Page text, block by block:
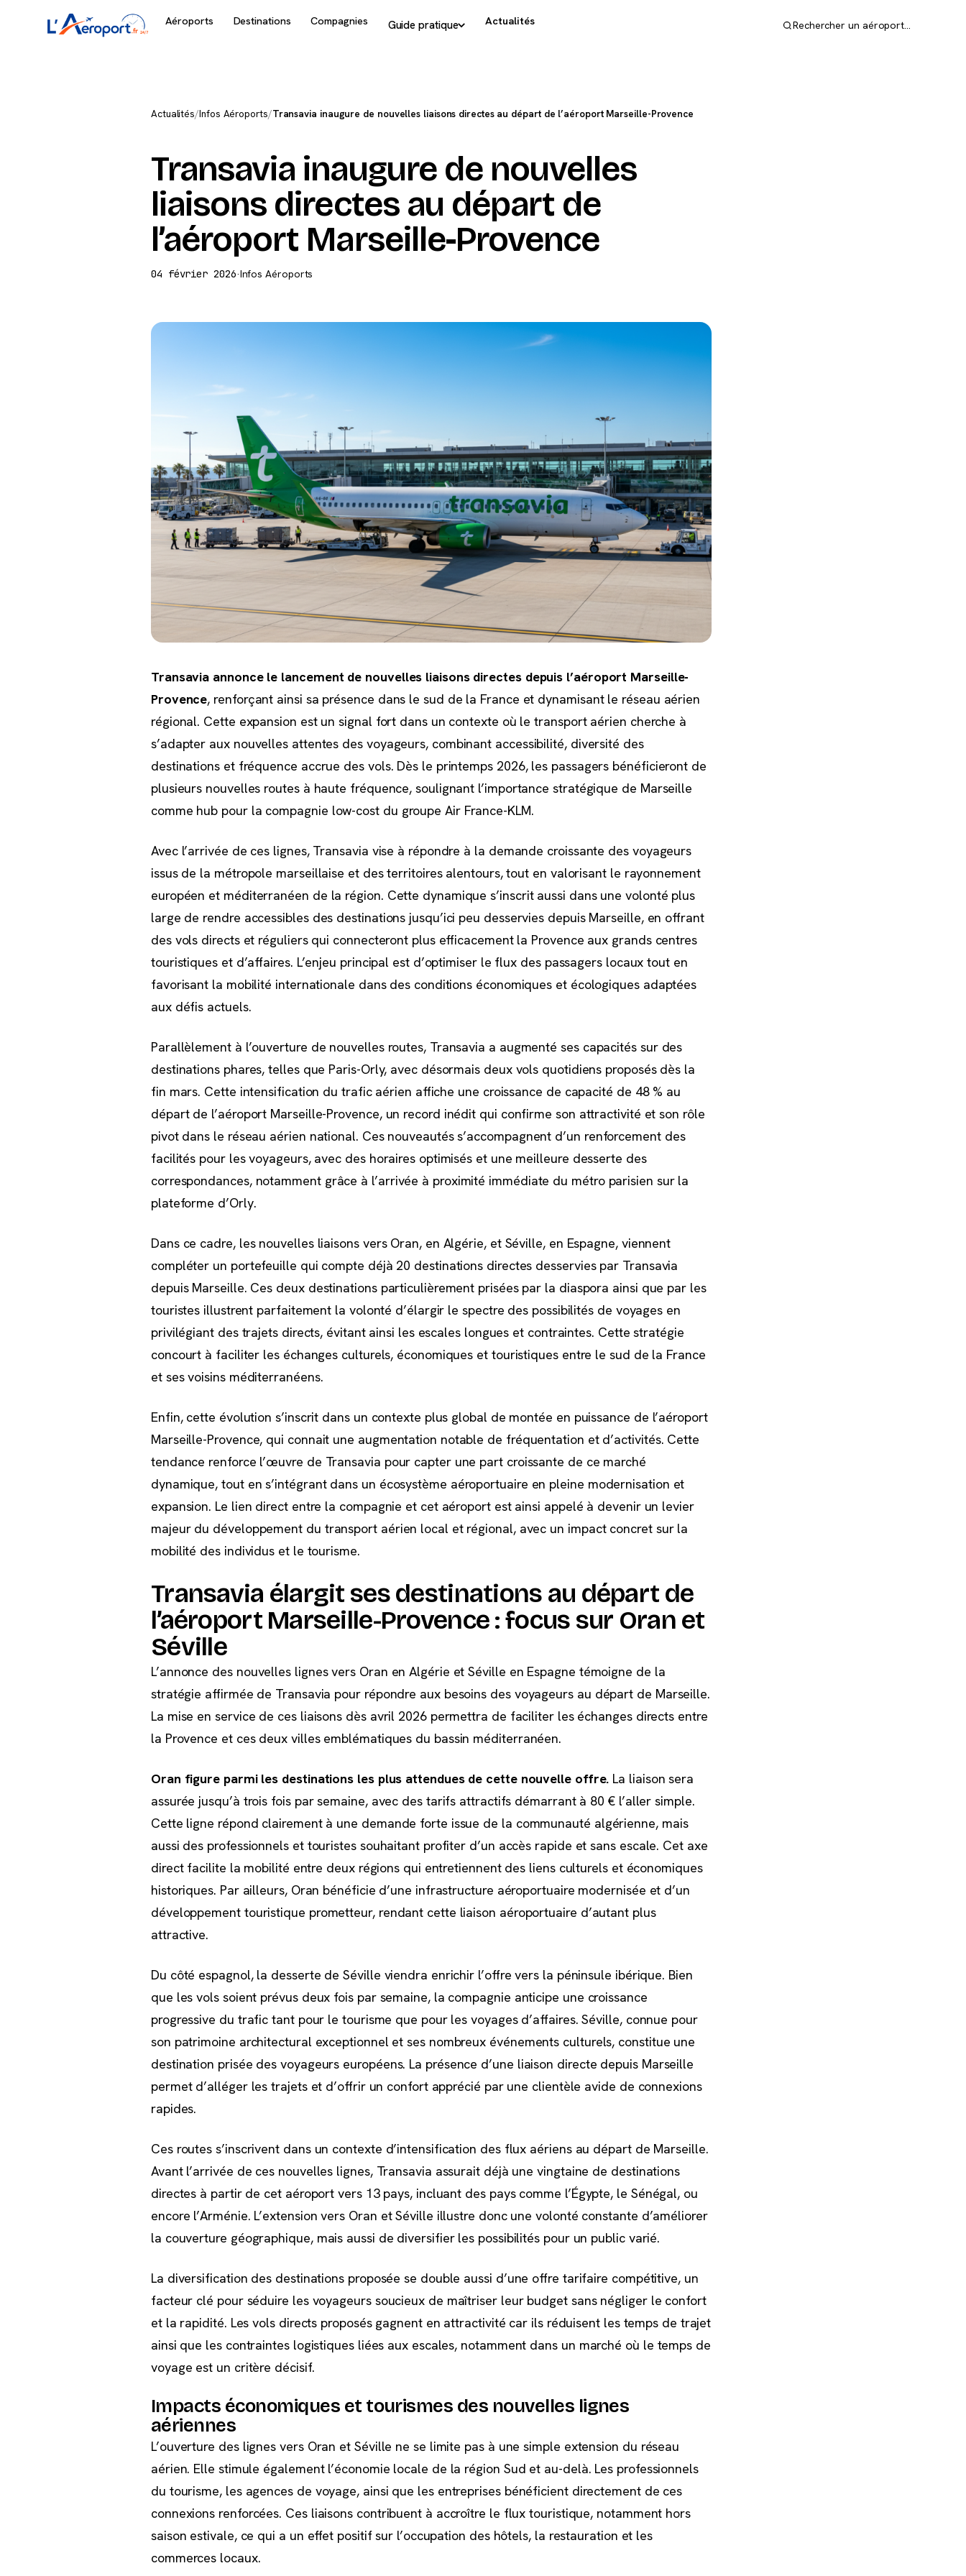
Aéroports Destinations Compagnies Guide pratique Actualités Rechercher un aéroport…
Actualités/Infos Aéroports/Transavia inaugure de nouvelles liaisons directes au départ de l’aéroport Marseille-Provence
Transavia inaugure de nouvelles
liaisons directes au départ de
l’aéroport Marseille-Provence
04 février 2026·Infos Aéroports
Transavia annonce le lancement de nouvelles liaisons directes depuis l’aéroport Marseille-
Provence, renforçant ainsi sa présence dans le sud de la France et dynamisant le réseau aérien
régional. Cette expansion est un signal fort dans un contexte où le transport aérien cherche à
s’adapter aux nouvelles attentes des voyageurs, combinant accessibilité, diversité des
destinations et fréquence accrue des vols. Dès le printemps 2026, les passagers bénéficieront de
plusieurs nouvelles routes à haute fréquence, soulignant l’importance stratégique de Marseille
comme hub pour la compagnie low-cost du groupe Air France-KLM.
Avec l’arrivée de ces lignes, Transavia vise à répondre à la demande croissante des voyageurs
issus de la métropole marseillaise et des territoires alentours, tout en valorisant le rayonnement
européen et méditerranéen de la région. Cette dynamique s’inscrit aussi dans une volonté plus
large de rendre accessibles des destinations jusqu’ici peu desservies depuis Marseille, en offrant
des vols directs et réguliers qui connecteront plus efficacement la Provence aux grands centres
touristiques et d’affaires. L’enjeu principal est d’optimiser le flux des passagers locaux tout en
favorisant la mobilité internationale dans des conditions économiques et écologiques adaptées
aux défis actuels.
Parallèlement à l’ouverture de nouvelles routes, Transavia a augmenté ses capacités sur des
destinations phares, telles que Paris-Orly, avec désormais deux vols quotidiens proposés dès la
fin mars. Cette intensification du trafic aérien affiche une croissance de capacité de 48 % au
départ de l’aéroport Marseille-Provence, un record inédit qui confirme son attractivité et son rôle
pivot dans le réseau aérien national. Ces nouveautés s’accompagnent d’un renforcement des
facilités pour les voyageurs, avec des horaires optimisés et une meilleure desserte des
correspondances, notamment grâce à l’arrivée à proximité immédiate du métro parisien sur la
plateforme d’Orly.
Dans ce cadre, les nouvelles liaisons vers Oran, en Algérie, et Séville, en Espagne, viennent
compléter un portefeuille qui compte déjà 20 destinations directes desservies par Transavia
depuis Marseille. Ces deux destinations particulièrement prisées par la diaspora ainsi que par les
touristes illustrent parfaitement la volonté d’élargir le spectre des possibilités de voyages en
privilégiant des trajets directs, évitant ainsi les escales longues et contraintes. Cette stratégie
concourt à faciliter les échanges culturels, économiques et touristiques entre le sud de la France
et ses voisins méditerranéens.
Enfin, cette évolution s’inscrit dans un contexte plus global de montée en puissance de l’aéroport
Marseille-Provence, qui connait une augmentation notable de fréquentation et d’activités. Cette
tendance renforce l’œuvre de Transavia pour capter une part croissante de ce marché
dynamique, tout en s’intégrant dans un écosystème aéroportuaire en pleine modernisation et
expansion. Le lien direct entre la compagnie et cet aéroport est ainsi appelé à devenir un levier
majeur du développement du transport aérien local et régional, avec un impact concret sur la
mobilité des individus et le tourisme.
Transavia élargit ses destinations au départ de
l’aéroport Marseille-Provence : focus sur Oran et
Séville
L’annonce des nouvelles lignes vers Oran en Algérie et Séville en Espagne témoigne de la
stratégie affirmée de Transavia pour répondre aux besoins des voyageurs au départ de Marseille.
La mise en service de ces liaisons dès avril 2026 permettra de faciliter les échanges directs entre
la Provence et ces deux villes emblématiques du bassin méditerranéen.
Oran figure parmi les destinations les plus attendues de cette nouvelle offre. La liaison sera
assurée jusqu’à trois fois par semaine, avec des tarifs attractifs démarrant à 80 € l’aller simple.
Cette ligne répond clairement à une demande forte issue de la communauté algérienne, mais
aussi des professionnels et touristes souhaitant profiter d’un accès rapide et sans escale. Cet axe
direct facilite la mobilité entre deux régions qui entretiennent des liens culturels et économiques
historiques. Par ailleurs, Oran bénéficie d’une infrastructure aéroportuaire modernisée et d’un
développement touristique prometteur, rendant cette liaison aéroportuaire d’autant plus
attractive.
Du côté espagnol, la desserte de Séville viendra enrichir l’offre vers la péninsule ibérique. Bien
que les vols soient prévus deux fois par semaine, la compagnie anticipe une croissance
progressive du trafic tant pour le tourisme que pour les voyages d’affaires. Séville, connue pour
son patrimoine architectural exceptionnel et ses nombreux événements culturels, constitue une
destination prisée des voyageurs européens. La présence d’une liaison directe depuis Marseille
permet d’alléger les trajets et d’offrir un confort apprécié par une clientèle avide de connexions
rapides.
Ces routes s’inscrivent dans un contexte d’intensification des flux aériens au départ de Marseille.
Avant l’arrivée de ces nouvelles lignes, Transavia assurait déjà une vingtaine de destinations
directes à partir de cet aéroport vers 13 pays, incluant des pays comme l’Égypte, le Sénégal, ou
encore l’Arménie. L’extension vers Oran et Séville illustre donc une volonté constante d’améliorer
la couverture géographique, mais aussi de diversifier les possibilités pour un public varié.
La diversification des destinations proposée se double aussi d’une offre tarifaire compétitive, un
facteur clé pour séduire les voyageurs soucieux de maîtriser leur budget sans négliger le confort
et la rapidité. Les vols directs proposés gagnent en attractivité car ils réduisent les temps de trajet
ainsi que les contraintes logistiques liées aux escales, notamment dans un marché où le temps de
voyage est un critère décisif.
Impacts économiques et tourismes des nouvelles lignes
aériennes
L’ouverture des lignes vers Oran et Séville ne se limite pas à une simple extension du réseau
aérien. Elle stimule également l’économie locale de la région Sud et au-delà. Les professionnels
du tourisme, les agences de voyage, ainsi que les entreprises bénéficient directement de ces
connexions renforcées. Ces liaisons contribuent à accroître le flux touristique, notamment hors
saison estivale, ce qui a un effet positif sur l’occupation des hôtels, la restauration et les
commerces locaux.